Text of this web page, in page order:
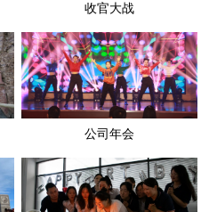
收官大战
公司年会